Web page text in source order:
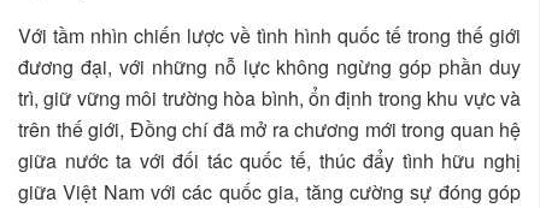
Với tầm nhìn chiến lược về tình hình quốc tế trong thế giới
đương đại, với những nỗ lực không ngừng góp phần duy
trì, giữ vững môi trường hòa bình, ổn định trong khu vực và
trên thế giới, Đồng chí đã mở ra chương mới trong quan hệ
giữa nước ta với đối tác quốc tế, thúc đẩy tình hữu nghị
giữa Việt Nam với các quốc gia, tăng cường sự đóng góp